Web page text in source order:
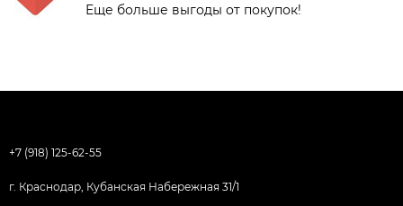
Еще больше выгоды от покупок!
+7 (918) 125-62-55
г. Краснодар, Кубанская Набережная 31/1